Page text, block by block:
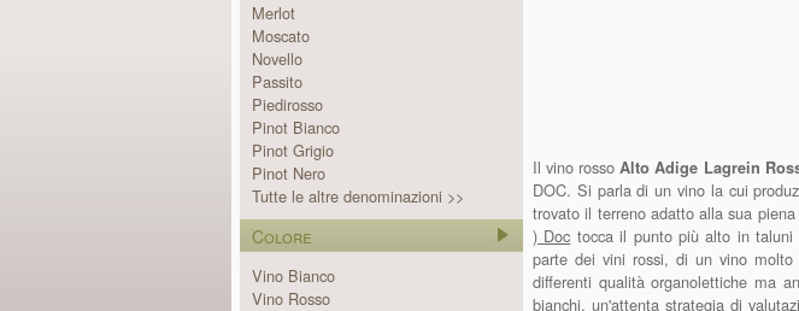
Merlot
Moscato
Novello
Passito
Piedirosso
Pinot Bianco
Pinot Grigio
Pinot Nero
Tutte le altre denominazioni >>
Colore
Vino Bianco
Vino Rosso
Il vino rossoAlto Adige Lagrein
DOC. Si parla di un vino la cui
trovato il terreno adatto alla sua
) Doc tocca il punto più alto in
parte dei vini rossi, di un vino
differenti qualità organolettiche ma
bianchi, un'attenta strategia di